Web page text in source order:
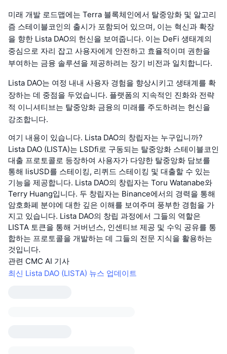
미래 개발 로드맵에는 Terra 블록체인에서 탈중앙화 및 알고리
즘 스테이블코인의 출시가 포함되어 있으며, 이는 혁신과 확장
을 향한 Lista DAO의 헌신을 보여줍니다. 이는 DeFi 생태계의
중심으로 자리 잡고 사용자에게 안전하고 효율적이며 권한을
부여하는 금융 솔루션을 제공하려는 장기 비전과 일치합니다.
Lista DAO는 여정 내내 사용자 경험을 향상시키고 생태계를 확
장하는 데 중점을 두었습니다. 플랫폼의 지속적인 진화와 전략
적 이니셔티브는 탈중앙화 금융의 미래를 주도하려는 헌신을
강조합니다.
여기 내용이 있습니다. Lista DAO의 창립자는 누구입니까?
Lista DAO (LISTA)는 LSDfi로 구동되는 탈중앙화 스테이블코인
대출 프로토콜로 등장하여 사용자가 다양한 탈중앙화 담보를
통해 lisUSD를 스테이킹, 리퀴드 스테이킹 및 대출할 수 있는
기능을 제공합니다. Lista DAO의 창립자는 Toru Watanabe와
Terry Huang입니다. 두 창립자는 Binance에서의 경력을 통해
암호화폐 분야에 대한 깊은 이해를 보여주며 풍부한 경험을 가
지고 있습니다. Lista DAO의 창립 과정에서 그들의 역할은
LISTA 토큰을 통해 거버넌스, 인센티브 제공 및 수익 공유를 통
합하는 프로토콜을 개발하는 데 그들의 전문 지식을 활용하는
것입니다.
관련 CMC AI 기사
최신 Lista DAO (LISTA) 뉴스 업데이트